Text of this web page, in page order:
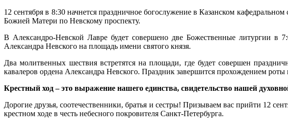
12 сентября в 8:30 начнется праздничное богослужение в Казанском
Божией Матери по Невскому проспекту.
В Александро-Невской Лавре будет совершено две Божественные литургии
Александра Невского на площадь имени святого князя.
Два молитвенных шествия встретятся на площади, где будет совершен
кавалеров ордена Александра Невского. Праздник завершится прохождением
Крестный ход – это выражение нашего единства, свидетельство нашей
Дорогие друзья, соотечественники, братья и сестры! Призываем вас прийти 12
крестном ходе в честь небесного покровителя Санкт-Петербурга.